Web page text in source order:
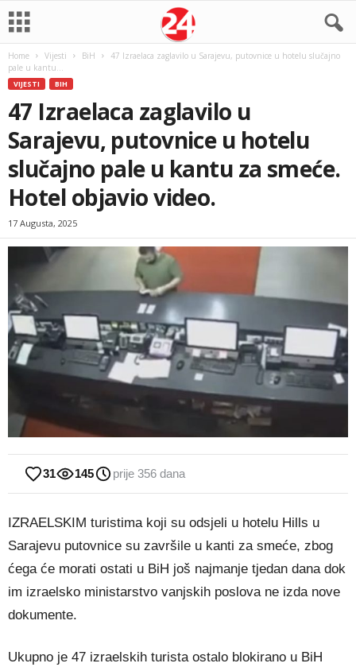
Home Vijesti BiH
47 Izraelaca zaglavilo u Sarajevu, putovnice u hotelu slučajno
pale u kantu...
VIJESTI BIH
47 Izraelaca zaglavilo u
Sarajevu, putovnice u hotelu
slučajno pale u kantu za smeće.
Hotel objavio video.
17 Augusta, 2025
31 145 prije 356 dana
IZRAELSKIM turistima koji su odsjeli u hotelu Hills u
Sarajevu putovnice su završile u kanti za smeće, zbog
ćega će morati ostati u BiH još najmanje tjedan dana dok
im izraelsko ministarstvo vanjskih poslova ne izda nove
dokumente.
Ukupno je 47 izraelskih turista ostalo blokirano u BiH